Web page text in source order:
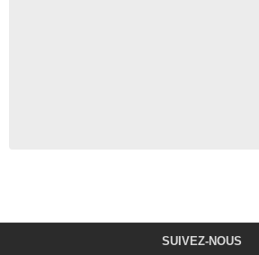
SUIVEZ-NOUS